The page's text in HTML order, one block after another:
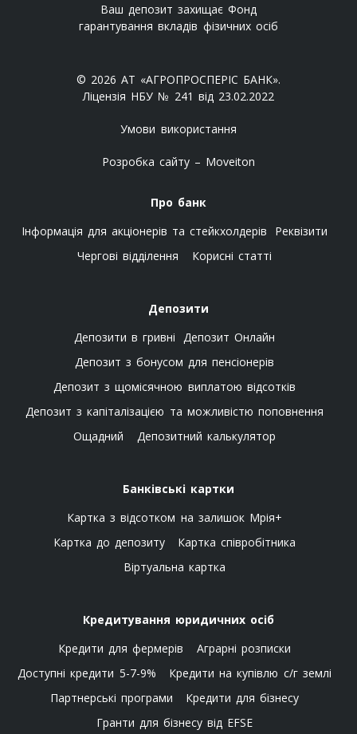
Ваш депозит захищає Фонд
гарантування вкладів фізичних осіб
© 2026 АТ «АГРОПРОСПЕРІС БАНК».
Ліцензія НБУ № 241 від 23.02.2022
Умови використання
Розробка сайту – Moveiton
Про банк
Інформація для акціонерів та стейкхолдерів
Реквізити
Чергові відділення
Корисні статті
Депозити
Депозити в гривні Депозит Онлайн
Депозит з бонусом для пенсіонерів
Депозит з щомісячною виплатою відсотків
Депозит з капіталізацією та можливістю поповнення
Ощадний
Депозитний калькулятор
Банківські картки
Картка з відсотком на залишок Мрія+
Картка до депозиту
Картка співробітника
Віртуальна картка
Кредитування юридичних осіб
Кредити для фермерів
Аграрні розписки
Доступні кредити 5-7-9%
Кредити на купівлю с/г землі
Партнерські програми
Кредити для бізнесу
Гранти для бізнесу від EFSE